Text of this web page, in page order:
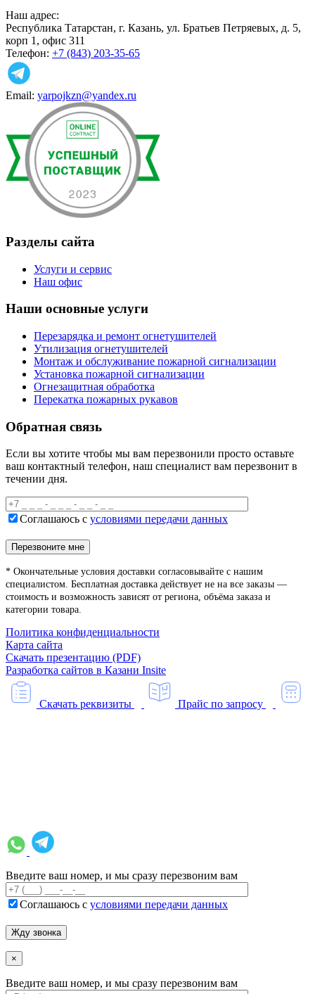
Наш адрес:
Республика Татарстан, г. Казань, ул. Братьев Петряевых, д. 5,
корп 1, офис 311
Телефон: +7 (843) 203-35-65
Email: yarpojkzn@yandex.ru
Разделы сайта
Услуги и сервис
Наш офис
Наши основные услуги
Перезарядка и ремонт огнетушителей
Утилизация огнетушителей
Монтаж и обслуживание пожарной сигнализации
Установка пожарной сигнализации
Огнезащитная обработка
Перекатка пожарных рукавов
Обратная связь
Если вы хотите чтобы мы вам перезвонили просто оставьте
ваш контактный телефон, наш специалист вам перезвонит в
течении дня.
Соглашаюсь с условиями передачи данных
* Окончательные условия доставки согласовывайте с нашим
специалистом. Бесплатная доставка действует не на все заказы —
стоимость и возможность зависят от региона, объёма заказа и
категории товара.
Политика конфиденциальности
Карта сайта
Скачать презентацию (PDF)
Разработка сайтов в Казани Insite
Скачать реквизиты Прайс по запросу
Введите ваш номер, и мы сразу перезвоним вам
Соглашаюсь с условиями передачи данных
×
Введите ваш номер, и мы сразу перезвоним вам